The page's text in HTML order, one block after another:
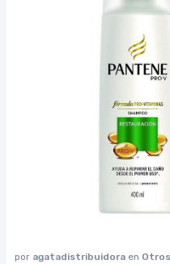
por agatadistribuidora en Otros